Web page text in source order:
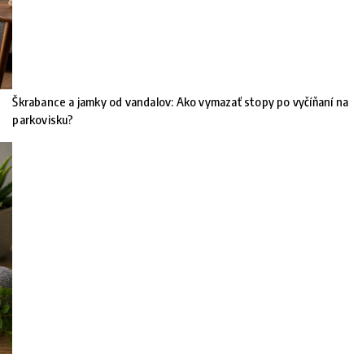
Škrabance a jamky od vandalov: Ako vymazať stopy po vyčíňaní na
parkovisku?